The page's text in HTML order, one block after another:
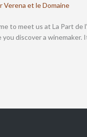
Verena et le Domaine
to meet us at La Part
discover a